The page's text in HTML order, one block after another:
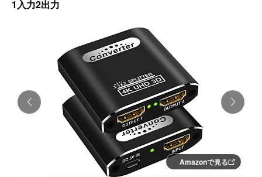
1入力2出力
Amazonで見る